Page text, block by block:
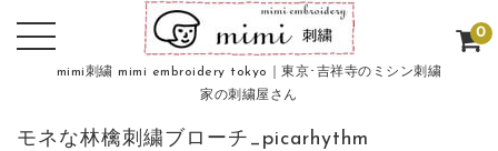
mimi刺繍 mimi embroidery tokyo｜東京･吉祥寺のミシン刺繍
家の刺繍屋さん
0
モネな林檎刺繍ブローチ_picarhythm